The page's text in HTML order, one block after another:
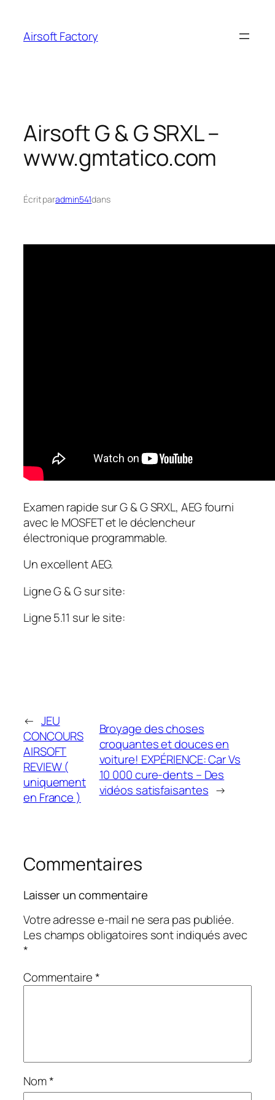
contenu
Airsoft Factory
Airsoft G & G SRXL –
www.gmtatico.com
Écrit paradmin541dans
Examen rapide sur G & G SRXL, AEG fourni
avec le MOSFET et le déclencheur
électronique programmable.
Un excellent AEG.
Ligne G & G sur site:
Ligne 5.11 sur le site:
← JEU
CONCOURS
AIRSOFT
REVIEW (
uniquement
en France )
Broyage des choses
croquantes et douces en
voiture! EXPÉRIENCE: Car Vs
10 000 cure-dents – Des
vidéos satisfaisantes →
Commentaires
Laisser un commentaire
Votre adresse e-mail ne sera pas publiée.
Les champs obligatoires sont indiqués avec
*
Commentaire*
Nom*